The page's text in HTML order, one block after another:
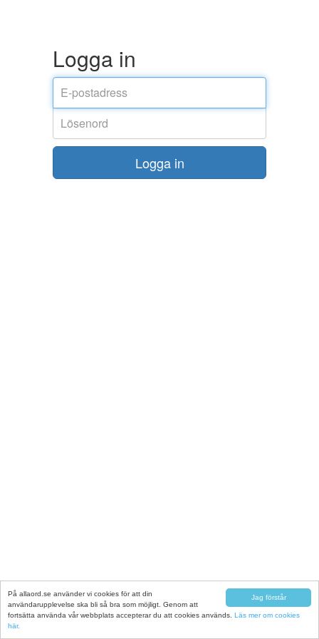
Jag förstår
På allaord.se använder vi cookies för att din
användarupplevelse ska bli så bra som möjligt. Genom att
fortsätta använda vår webbplats accepterar du att cookies används. Läs mer om cookies
här.
Logga in
Email
address
Password
Logga in